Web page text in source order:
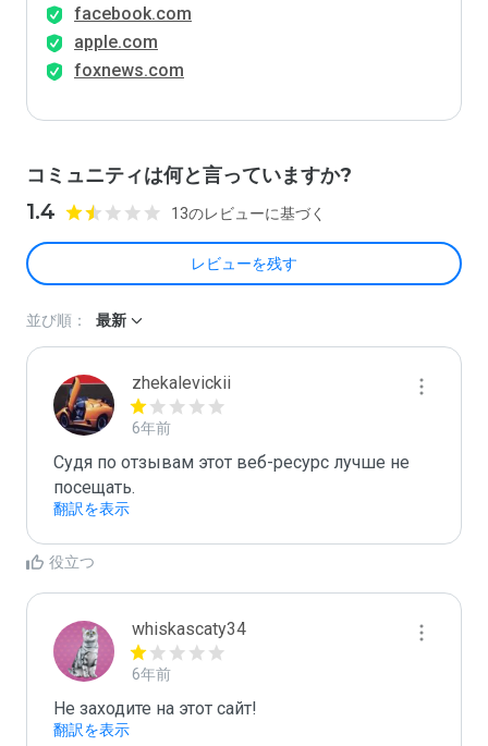
facebook.com
apple.com
foxnews.com
コミュニティは何と言っていますか?
1.4 13のレビューに基づく
レビューを残す
並び順： 最新
zhekalevickii
6年前
Судя по отзывам этот веб-ресурс лучше не
посещать.
翻訳を表示
役立つ
whiskascaty34
6年前
Не заходите на этот сайт!
翻訳を表示